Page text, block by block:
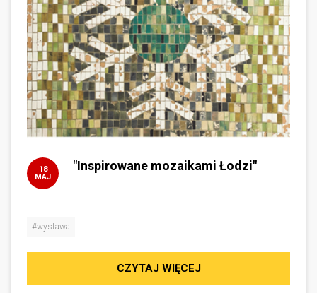
"Inspirowane mozaikami Łodzi"
18
MAJ
#wystawa
CZYTAJ WIĘCEJ